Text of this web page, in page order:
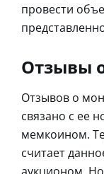
провести
Отзывы
Отзывов о
связано с ее
мемкоином.
считает